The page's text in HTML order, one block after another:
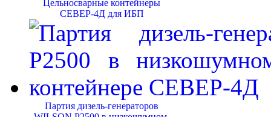
Цельносварные контейнеры
СЕВЕР-4Д для ИБП
Партия дизель-генераторов